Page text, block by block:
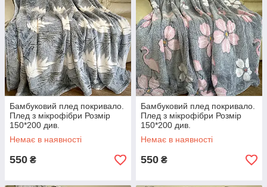
Бамбуковий плед покривало.
Плед з мікрофібри Розмір
150*200 див.
Немає в наявності
550 ₴
Бамбуковий плед покривало.
Плед з мікрофібри Розмір
150*200 див.
Немає в наявності
550 ₴